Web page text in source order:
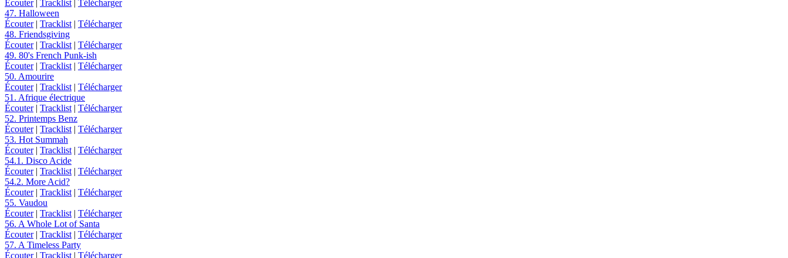
Écouter| Tracklist | Télécharger
47. Halloween
Écouter| Tracklist | Télécharger
48. Friendsgiving
Écouter| Tracklist | Télécharger
49. 80's French Punk-ish
Écouter| Tracklist | Télécharger
50. Amourire
Écouter| Tracklist | Télécharger
51. Afrique électrique
Écouter| Tracklist | Télécharger
52. Printemps Benz
Écouter| Tracklist | Télécharger
53. Hot Summah
Écouter| Tracklist | Télécharger
54.1. Disco Acide
Écouter| Tracklist | Télécharger
54.2. More Acid?
Écouter| Tracklist | Télécharger
55. Vaudou
Écouter| Tracklist | Télécharger
56. A Whole Lot of Santa
Écouter| Tracklist | Télécharger
57. A Timeless Party
Écouter| Tracklist | Télécharger